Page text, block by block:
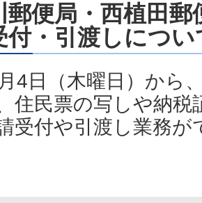
郵便局・西植田
付・引渡しについ
4日（木曜日）から
住民票の写しや納税
受付や引渡し業務